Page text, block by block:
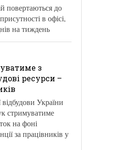
повертаються до
в офісі,
на тиждень
з
ресурси –
України
стримуватиме
на фоні
за працівників у